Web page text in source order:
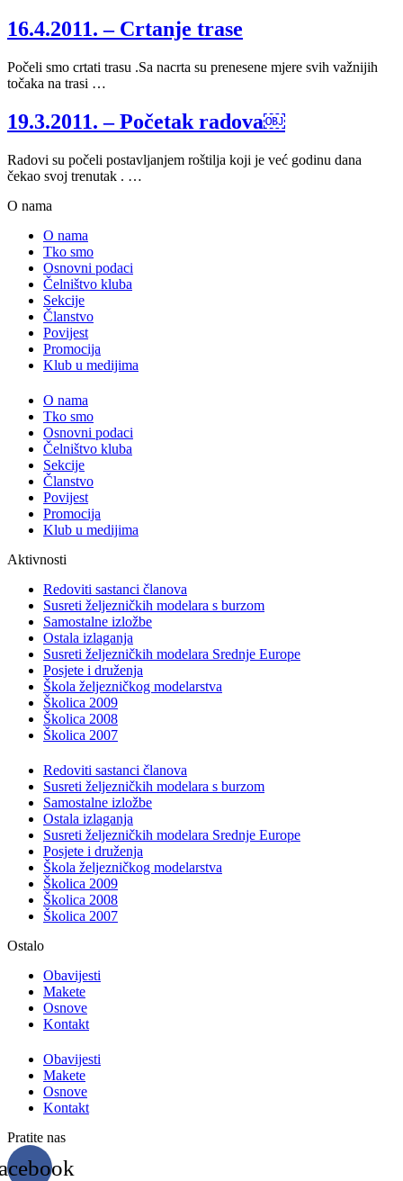
16.4.2011. – Crtanje trase
Počeli smo crtati trasu .Sa nacrta su prenesene mjere svih važnijih
točaka na trasi …
19.3.2011. – Početak radova￼
Radovi su počeli postavljanjem roštilja koji je već godinu dana
čekao svoj trenutak . …
O nama
O nama
Tko smo
Osnovni podaci
Čelništvo kluba
Sekcije
Članstvo
Povijest
Promocija
Klub u medijima
O nama
Tko smo
Osnovni podaci
Čelništvo kluba
Sekcije
Članstvo
Povijest
Promocija
Klub u medijima
Aktivnosti
Redoviti sastanci članova
Susreti željezničkih modelara s burzom
Samostalne izložbe
Ostala izlaganja
Susreti željezničkih modelara Srednje Europe
Posjete i druženja
Škola željezničkog modelarstva
Školica 2009
Školica 2008
Školica 2007
Redoviti sastanci članova
Susreti željezničkih modelara s burzom
Samostalne izložbe
Ostala izlaganja
Susreti željezničkih modelara Srednje Europe
Posjete i druženja
Škola željezničkog modelarstva
Školica 2009
Školica 2008
Školica 2007
Ostalo
Obavijesti
Makete
Osnove
Kontakt
Obavijesti
Makete
Osnove
Kontakt
Pratite nas